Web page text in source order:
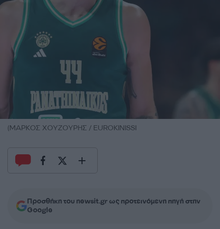
(ΜΑΡΚΟΣ ΧΟΥΖΟΥΡΗΣ / EUROKINISSI
Προσθήκη του newsit.gr ως προτεινόμενη πηγή στην
Google